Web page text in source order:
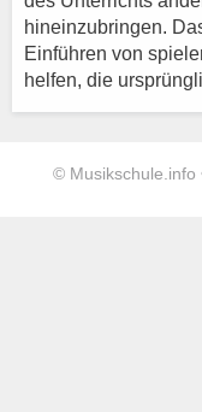
hineinzubringen.
Einführen von
helfen, die
© Musikschule.info